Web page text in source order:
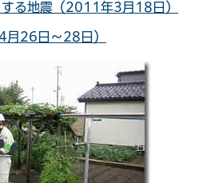
る地震（2011年3月18日）
26日～28日）